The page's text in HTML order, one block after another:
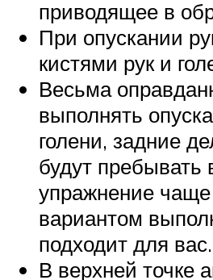
приводящее в
При опускании
кистями рук и
Весьма
выполнять
голени, задние
будут пребывать
упражнение
вариантом
подходит для вас.
В верхней точке